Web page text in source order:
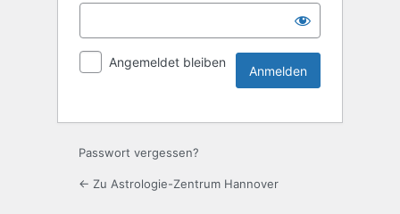
Angemeldet bleiben
Passwort vergessen?
← Zu Astrologie-Zentrum Hannover